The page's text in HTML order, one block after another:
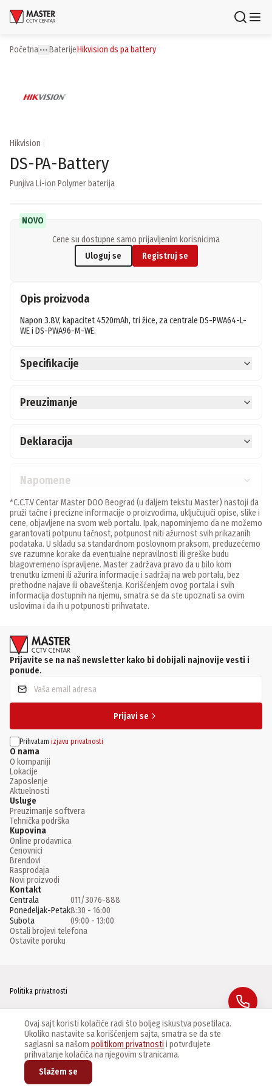
Uloguj se
Usluge i rešenja
Lokacije
Kontakti
Početna More
Toggle menu
baterije hikvision ds pa battery
Hikvision
DS-PA-Battery
Punjiva Li-ion Polymer baterija
NOVO
Cene su dostupne samo prijavljenim korisnicima
Uloguj se
Registruj se
Opis proizvoda
Napon 3.8V, kapacitet 4520mAh, tri žice, za centrale DS-PWA64-L-
WE i DS-PWA96-M-WE.
Specifikacije
Preuzimanje
Deklaracija
Napomene
*C.C.T.V Centar Master DOO Beograd (u daljem tekstu Master) nastoji da
pruži tačne i precizne informacije o proizvodima, uključujući opise, slike i
cene, objavljene na svom web portalu. Ipak, napominjemo da ne možemo
garantovati potpunu tačnost, potpunost niti ažurnost svih prikazanih
podataka. U skladu sa standardnom poslovnom praksom, preduzećemo
sve razumne korake da eventualne nepravilnosti ili greške budu
blagovremeno ispravljene. Master zadržava pravo da u bilo kom
trenutku izmeni ili ažurira informacije i sadržaj na web portalu, bez
prethodne najave ili obaveštenja. Korišćenjem ovog portala i svih
informacija dostupnih na njemu, smatra se da ste upoznati sa ovim
uslovima i da ih u potpunosti prihvatate.
Prijavite se na naš newsletter kako bi dobijali najnovije vesti i
ponude.
Prijavi se
Prihvatam izjavu privatnosti
O nama
O kompaniji
Lokacije
Zaposlenje
Aktuelnosti
Usluge
Preuzimanje softvera
Tehnička podrška
Kupovina
Online prodavnica
Cenovnici
Brendovi
Rasprodaja
Novi proizvodi
Kontakt
Centrala
011/3076-888
Ponedeljak-Petak8:30 - 16:00
Subota
09:00 - 13:00
Ostali brojevi telefona
Ostavite poruku
2026 CCTV Centar Master d.o.o. Sva prava zadržana
Politika privatnosti
Instagram
Linkedin
Ovaj sajt koristi kolačiće radi što boljeg iskustva posetilaca.
Ukoliko nastavite sa korišćenjem sajta, smatra se da ste
saglasni sa našom politikom privatnosti i potvrđujete
prihvatanje kolačića na njegovim stranicama.
Slažem se